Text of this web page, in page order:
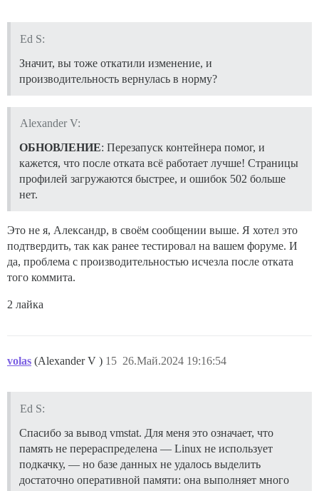
Ed S:
Значит, вы тоже откатили изменение, и
производительность вернулась в норму?
Alexander V:
ОБНОВЛЕНИЕ: Перезапуск контейнера помог, и
кажется, что после отката всё работает лучше! Страницы
профилей загружаются быстрее, и ошибок 502 больше
нет.
Это не я, Александр, в своём сообщении выше. Я хотел это
подтвердить, так как ранее тестировал на вашем форуме. И
да, проблема с производительностью исчезла после отката
того коммита.
2 лайка
volas (Alexander V ) 26.Май.2024 19:16:54
15
Ed S:
Спасибо за вывод vmstat. Для меня это означает, что
память не перераспределена — Linux не использует
подкачку, — но базе данных не удалось выделить
достаточно оперативной памяти: она выполняет много